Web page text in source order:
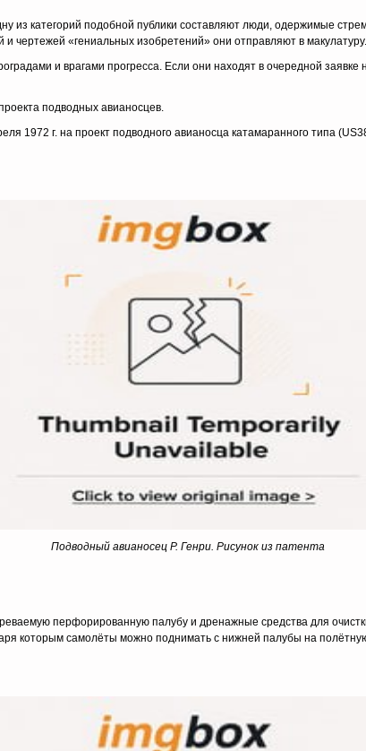
из категорий подобной публики составляют люди, одержимые
и чертежей «гениальных изобретений» они отправляют в макулатуру.
и врагами прогресса. Если они находят в очередной заявке
подводных авианосцев.
1972 г. на проект подводного авианосца катамаранного типа
Подводный авианосец Р. Генри. Рисунок из патента
перфорированную палубу и дренажные средства для
которым самолёты можно поднимать с нижней палубы на